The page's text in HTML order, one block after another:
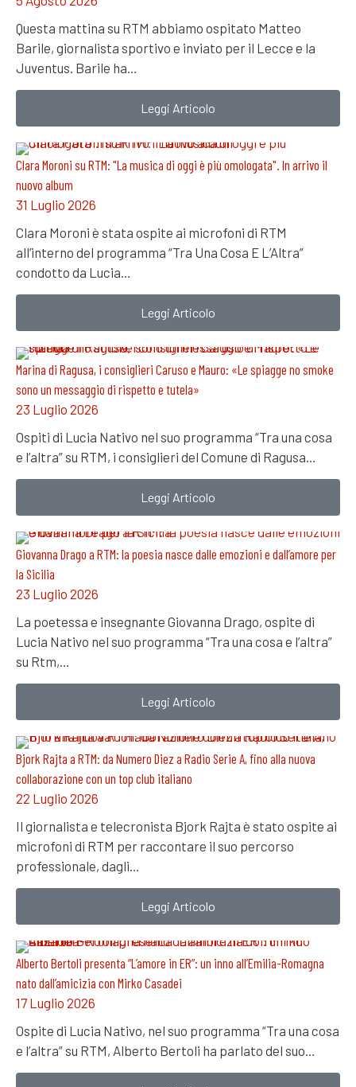
Questa mattina su RTM abbiamo ospitato Matteo
Barile, giornalista sportivo e inviato per il Lecce e la
Juventus. Barile ha…
Leggi Articolo
Clara Moroni su RTM: "La musica di oggi è più omologata". In arrivo il
nuovo album
31 Luglio 2026
Clara Moroni è stata ospite ai microfoni di RTM
all’interno del programma “Tra Una Cosa E L’Altra”
condotto da Lucia…
Leggi Articolo
Marina di Ragusa, i consiglieri Caruso e Mauro: «Le spiagge no smoke
sono un messaggio di rispetto e tutela»
23 Luglio 2026
Ospiti di Lucia Nativo nel suo programma “Tra una cosa
e l’altra” su RTM, i consiglieri del Comune di Ragusa…
Leggi Articolo
Giovanna Drago a RTM: la poesia nasce dalle emozioni e dall’amore per
la Sicilia
23 Luglio 2026
La poetessa e insegnante Giovanna Drago, ospite di
Lucia Nativo nel suo programma “Tra una cosa e l’altra”
su Rtm,…
Leggi Articolo
Bjork Rajta a RTM: da Numero Diez a Radio Serie A, fino alla nuova
collaborazione con un top club italiano
22 Luglio 2026
Il giornalista e telecronista Bjork Rajta è stato ospite ai
microfoni di RTM per raccontare il suo percorso
professionale, dagli…
Leggi Articolo
Alberto Bertoli presenta “L’amore in ER”: un inno all’Emilia-Romagna
nato dall’amicizia con Mirko Casadei
17 Luglio 2026
Ospite di Lucia Nativo, nel suo programma “Tra una cosa
e l’altra” su RTM, Alberto Bertoli ha parlato del suo…